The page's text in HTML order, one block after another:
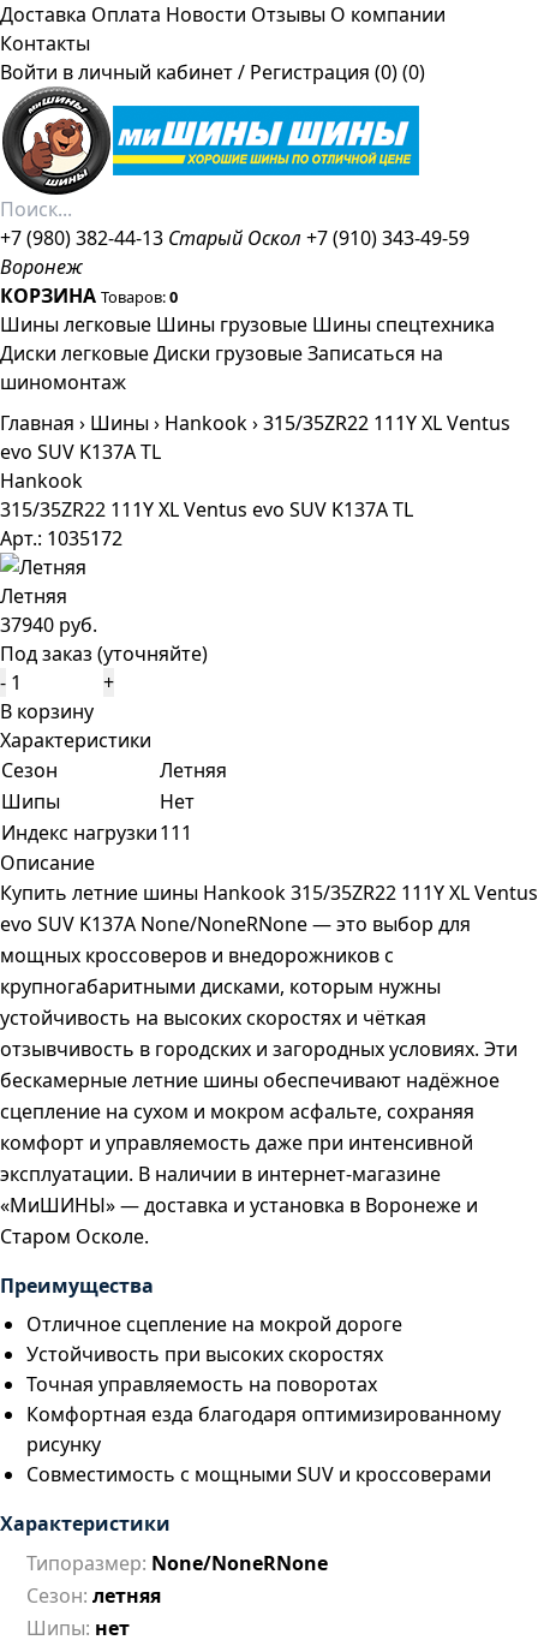
Доставка Оплата Новости Отзывы О компании
Контакты
Войти в личный кабинет/ Регистрация (0)(0)
+7 (980) 382-44-13 Старый Оскол +7 (910) 343-49-59
Воронеж
КОРЗИНА Товаров:0
Шины легковые Шины грузовые Шины спецтехника
Диски легковыеДиски грузовыеЗаписаться на
шиномонтаж
Главная › Шины› Hankook›315/35ZR22 111Y XL Ventus
evo SUV K137A TL
Hankook
315/35ZR22 111Y XL Ventus evo SUV K137A TL
Арт.: 1035172
Летняя
37940 руб.
Под заказ (уточняйте)
-
+
В корзину
Характеристики
Сезон
Летняя
Шипы
Нет
Индекс нагрузки111
Описание
Купить летние шины Hankook 315/35ZR22 111Y XL Ventus
evo SUV K137A None/NoneRNone — это выбор для
мощных кроссоверов и внедорожников с
крупногабаритными дисками, которым нужны
устойчивость на высоких скоростях и чёткая
отзывчивость в городских и загородных условиях. Эти
бескамерные летние шины обеспечивают надёжное
сцепление на сухом и мокром асфальте, сохраняя
комфорт и управляемость даже при интенсивной
эксплуатации. В наличии в интернет-магазине
«МиШИНЫ» — доставка и установка в Воронеже и
Старом Осколе.
Преимущества
Отличное сцепление на мокрой дороге
Устойчивость при высоких скоростях
Точная управляемость на поворотах
Комфортная езда благодаря оптимизированному
рисунку
Совместимость с мощными SUV и кроссоверами
Характеристики
Типоразмер: None/NoneRNone
Сезон: летняя
Шипы: нет